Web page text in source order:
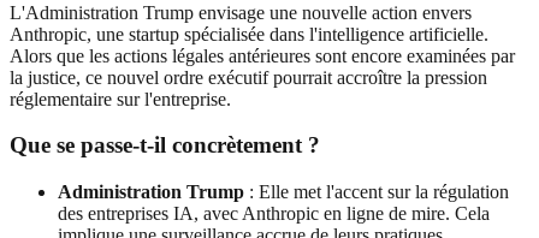
L'Administration Trump envisage une nouvelle action envers
Anthropic, une startup spécialisée dans l'intelligence artificielle.
Alors que les actions légales antérieures sont encore examinées par
la justice, ce nouvel ordre exécutif pourrait accroître la pression
réglementaire sur l'entreprise.
Que se passe-t-il concrètement ?
Administration Trump : Elle met l'accent sur la régulation
des entreprises IA, avec Anthropic en ligne de mire. Cela